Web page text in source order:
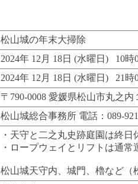
松山城の年末大掃除
2024年 12月 18日 (水曜日) 10時
2024年 12月 18日 (水曜日) 21時
〒790-0008 愛媛県松山市丸之
松山城総合事務所 電話：089-
・天守と二之丸史跡庭園は終日
・ロープウェイとリフトは通常
松山城天守内、城門、櫓など（